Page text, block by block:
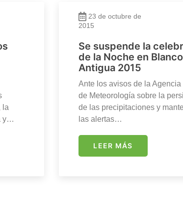
la
y…
23 de octubre de
2015
Se suspende la
de la Noche en Blanco
Antigua 2015
Ante los avisos de la Agencia
de Meteorología sobre la
de las precipitaciones y
las alertas…
LEER MÁS